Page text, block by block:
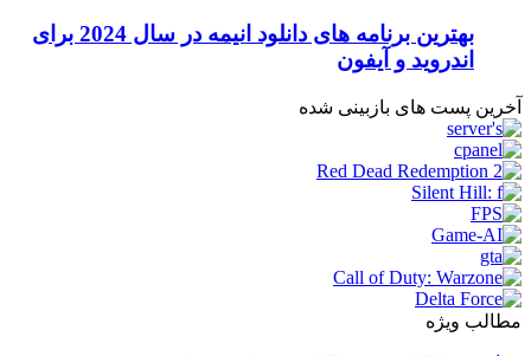
بهترین برنامه های دانلود انیمه در سال 2024 برای
اندروید و آیفون
آخرین پست های بازبینی شده
مطالب ویژه